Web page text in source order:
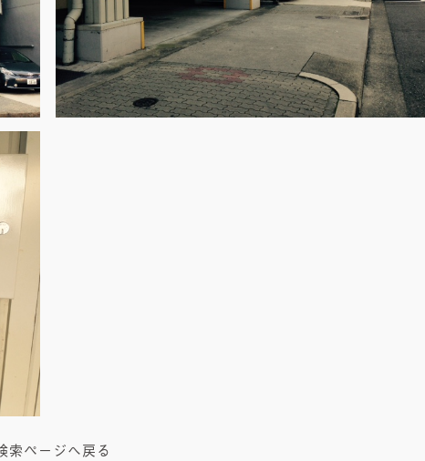
索ページへ戻る